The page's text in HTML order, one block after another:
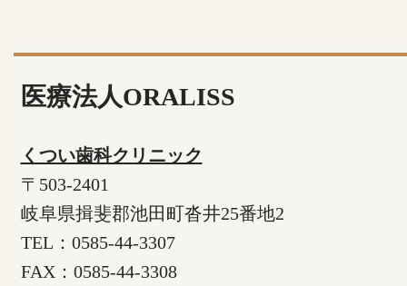
医療法人ORALISS
くつい歯科クリニック
〒503-2401
岐阜県揖斐郡池田町沓井25番地2
TEL： 0585-44-3307
FAX：0585-44-3308